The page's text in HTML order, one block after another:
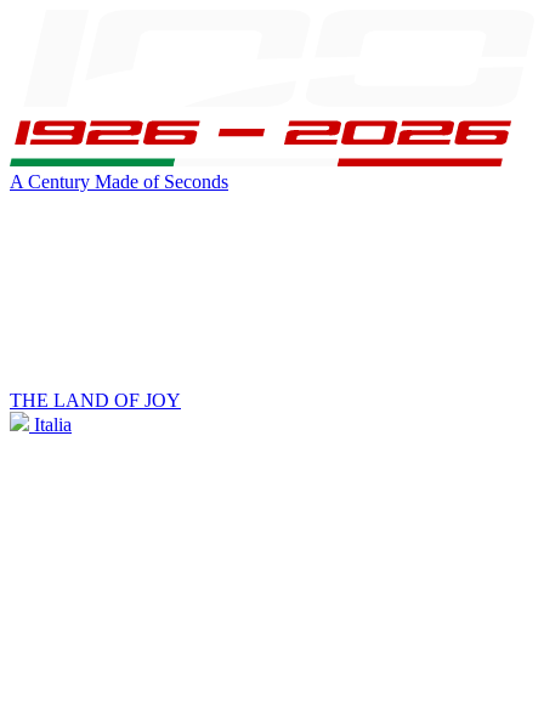
A Century Made of Seconds
THE LAND OF JOY
Italia